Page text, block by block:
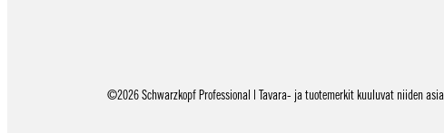
©2026 Schwarzkopf Professional | Tavara- ja tuotemerkit kuuluvat niiden